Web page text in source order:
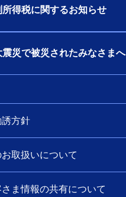
所得税に関するお知らせ
震災で被災されたみなさまへ
方針
取扱いについて
ま情報の共有について